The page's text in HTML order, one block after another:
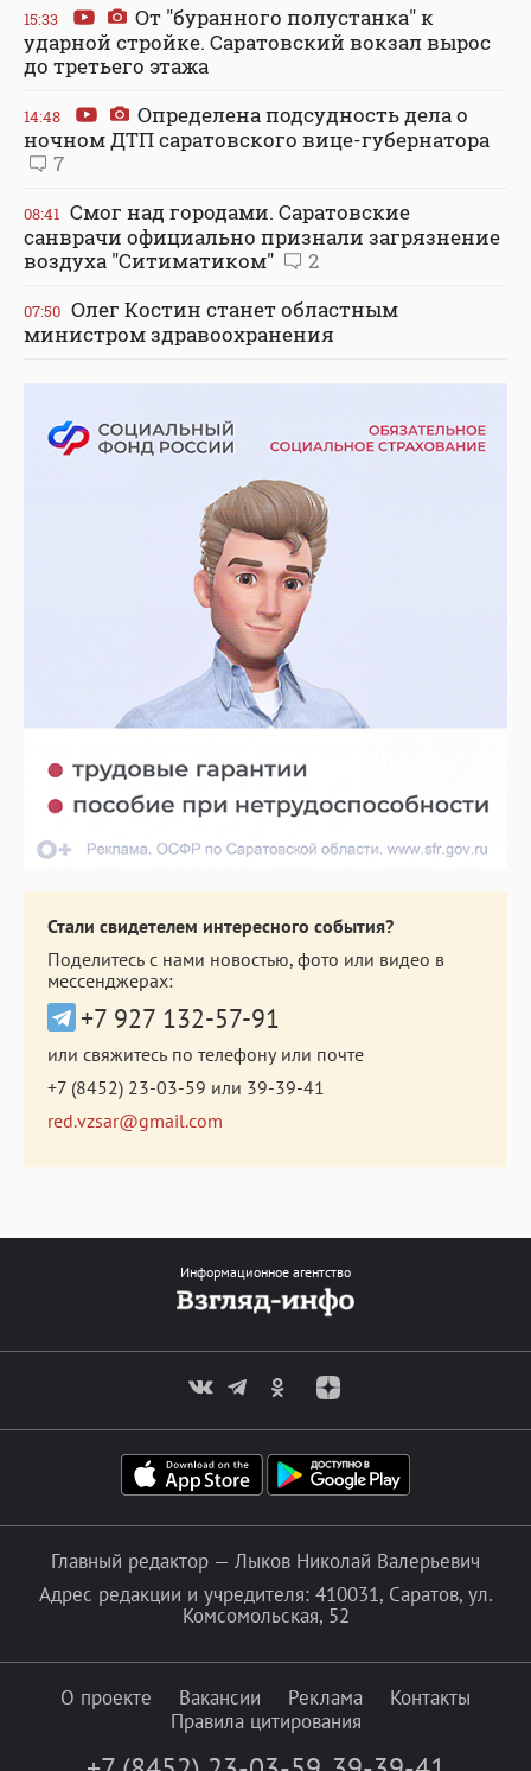
15:33
От "буранного полустанка" к
ударной стройке. Саратовский вокзал вырос
до третьего этажа
14:48
Определена подсудность дела о
ночном ДТП саратовского вице-губернатора
7
08:41 Смог над городами. Саратовские
санврачи официально признали загрязнение
воздуха "Ситиматиком"
2
07:50 Олег Костин станет областным
министром здравоохранения
Стали свидетелем интересного события?
Поделитесь с нами новостью, фото или видео в
мессенджерах:
+7 927 132-57-91
или свяжитесь по телефону или почте
+7 (8452) 23-03-59 или 39-39-41
red.vzsar@gmail.com
Информационное агентство
Главный редактор — Лыков Николай Валерьевич
Адрес редакции и учредителя: 410031, Саратов, ул.
Комсомольская, 52
О проекте Вакансии Реклама
Контакты
Правила цитирования